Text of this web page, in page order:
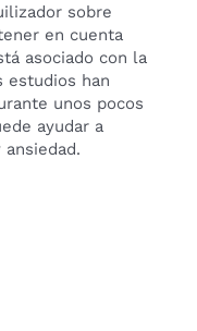
sobre
en cuenta
asociado con la
estudios han
unos pocos
ayudar a